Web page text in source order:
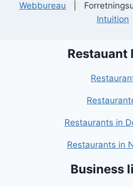
Webbureau |
Intuition
Restauant
Restaurants in
Restaurants in
Business